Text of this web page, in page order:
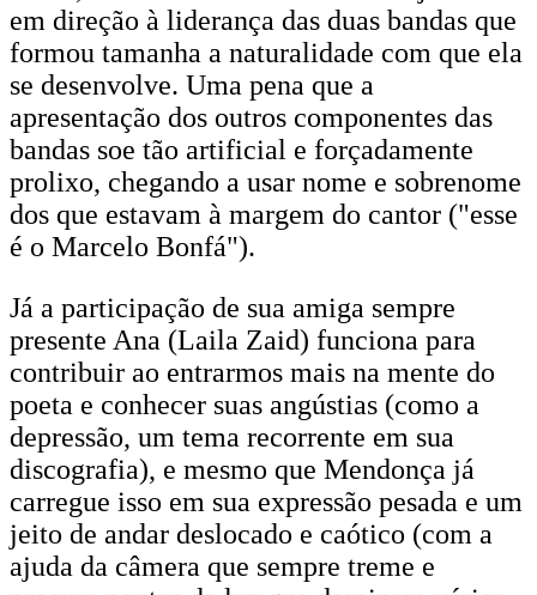
em direção à liderança das duas bandas que
formou tamanha a naturalidade com que ela
se desenvolve. Uma pena que a
apresentação dos outros componentes das
bandas soe tão artificial e forçadamente
prolixo, chegando a usar nome e sobrenome
dos que estavam à margem do cantor ("esse
é o Marcelo Bonfá").
Já a participação de sua amiga sempre
presente Ana (Laila Zaid) funciona para
contribuir ao entrarmos mais na mente do
poeta e conhecer suas angústias (como a
depressão, um tema recorrente em sua
discografia), e mesmo que Mendonça já
carregue isso em sua expressão pesada e um
jeito de andar deslocado e caótico (com a
ajuda da câmera que sempre treme e